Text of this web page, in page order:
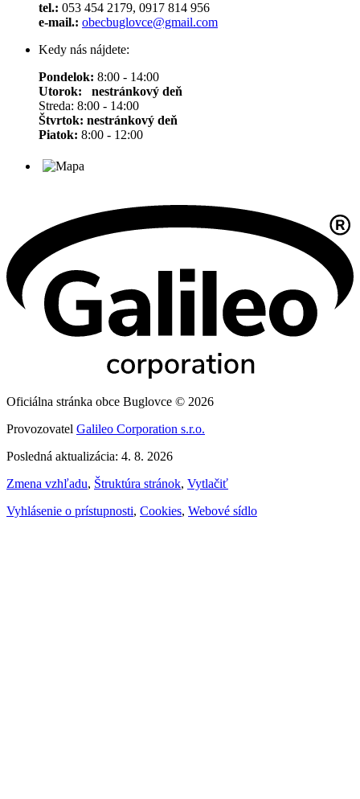
tel.: 053 454 2179, 0917 814 956
e-mail.: obecbuglovce@gmail.com
Kedy nás nájdete:
Pondelok: 8:00 - 14:00
Utorok: nestránkový deň
Streda: 8:00 - 14:00
Štvrtok: nestránkový deň
Piatok: 8:00 - 12:00
Oficiálna stránka obce Buglovce © 2026
Provozovatel Galileo Corporation s.r.o.
Posledná aktualizácia: 4. 8. 2026
Zmena vzhľadu, Štruktúra stránok, Vytlačiť
Vyhlásenie o prístupnosti, Cookies, Webové sídlo